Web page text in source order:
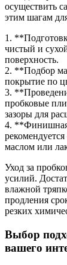
осуществить
этим шагам
1.
чистый и
поверхность.
2. **Подбор
покрытие по
3.
пробковые
зазоры для
4. **Финишная
маслом или
Уход за
усилий.
влажной
продления
резких
Выбор
вашего